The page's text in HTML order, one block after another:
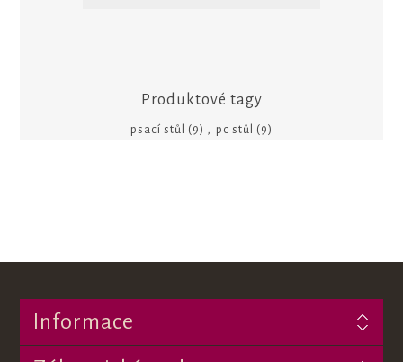
Produktové tagy
psací stůl (9) pc stůl (9)
Informace